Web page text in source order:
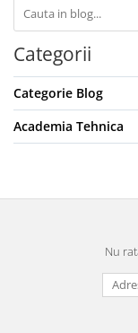
Categorii
Categorie Blog
Academia Tehnica
Nu